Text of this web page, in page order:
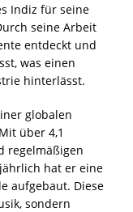
Indiz für seine
seine Arbeit
entdeckt und
was einen
hinterlässt.
globalen
über 4,1
regelmäßigen
hat er eine
aufgebaut. Diese
sondern